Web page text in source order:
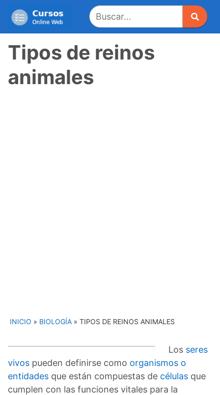
Tipos de reinos
animales
INICIO » BIOLOGÍA » TIPOS DE REINOS ANIMALES
Los seres
vivos pueden definirse como organismos o
entidades que están compuestas de células que
cumplen con las funciones vitales para la